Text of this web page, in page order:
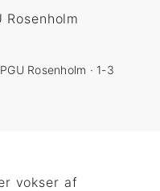
Rosenholm · 1-3
vokser af